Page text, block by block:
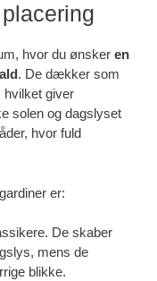
hvor du ønsker en
. De dækker som
hvilket giver
solen og dagslyset
hvor fuld
er:
De skaber
mens de
blikke.